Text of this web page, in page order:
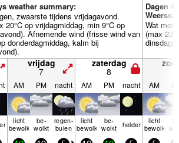
weather summary:
zwaarste tijdens vrijdagavond.
20°C op vrijdagmiddag, min 9°C op
Afnemende wind (frisse wind van
donderdagmiddag, kalm bij
Dagen
Wat
(max
vrijdag
7
zaterdag
8
AM PM nacht AM PM nacht AM
licht
bewolkt
be­
wolkt
regen­
buien
licht
bewolkt
be­
wolkt helder licht
bewolkt